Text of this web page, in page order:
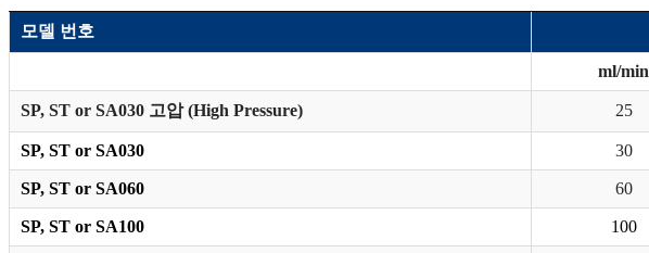
모델 번호
ml/min
SP, ST or SA030 고압 (High Pressure) 25
SP, ST or SA030 30
SP, ST or SA060 60
SP, ST or SA100 100